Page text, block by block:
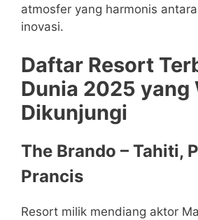
atmosfer yang harmonis
inovasi.
Daftar Resort
Dunia 2025 yang
Dikunjungi
The Brando – Tahiti,
Prancis
Resort milik mendiang aktor